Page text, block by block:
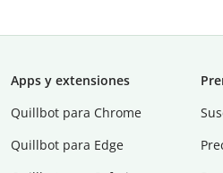
Apps y extensiones
Quillbot para Chrome
Quillbot para Edge